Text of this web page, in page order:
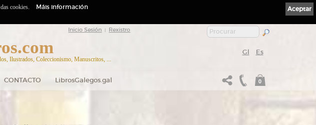
Inicio Sesión Rexistro
Ilustrados, Coleccionismo, Manuscritos, ...
Gl Es
CONTACTO LibrosGalegos.gal 0
Aceptar
cookies. Máis información